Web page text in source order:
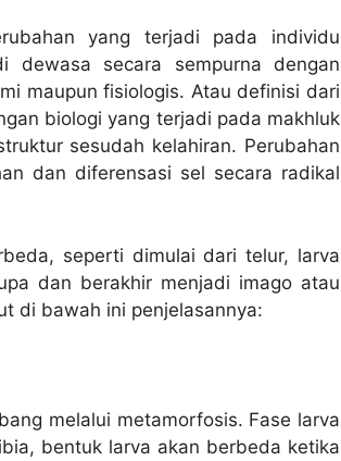
yang terjadi pada individu
dewasa secara sempurna dengan
maupun fisiologis. Atau definisi dari
biologi yang terjadi pada makhluk
sesudah kelahiran. Perubahan
dan diferensasi sel secara radikal
seperti dimulai dari telur, larva
dan berakhir menjadi imago atau
di bawah ini penjelasannya:
melalui metamorfosis. Fase larva
bentuk larva akan berbeda ketika